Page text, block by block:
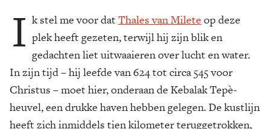
I k stel me voor dat Thales van Milete op deze
plek heeft gezeten, terwijl hij zijn blik en
gedachten liet uitwaaieren over lucht en water.
In zijn tijd – hij leefde van 624 tot circa 545 voor
Christus – moet hier, onderaan de Kebalak Tepè-
heuvel, een drukke haven hebben gelegen. De kustlijn
heeft zich inmiddels tien kilometer teruggetrokken,